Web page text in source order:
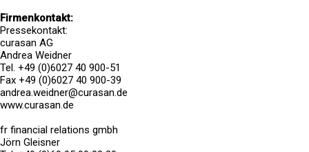
Firmenkontakt:
Pressekontakt:
curasan AG
Andrea Weidner
Tel. +49 (0)6027 40 900-51
Fax +49 (0)6027 40 900-39
andrea.weidner@curasan.de
www.curasan.de
fr financial relations gmbh
Jörn Gleisner